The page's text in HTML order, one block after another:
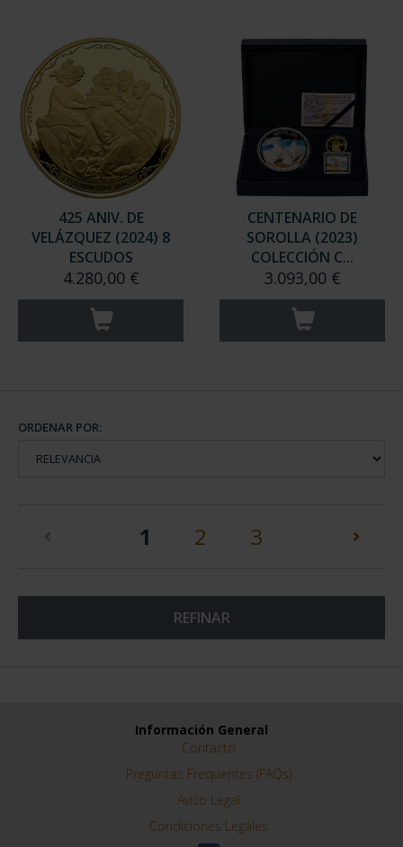
425 ANIV. DE
VELÁZQUEZ (2024) 8
ESCUDOS
4.280,00 €
CENTENARIO DE
SOROLLA (2023)
COLECCIÓN C...
3.093,00 €
ORDENAR POR:
1 (current)
2 3
REFINAR
Información General
Contacto
Preguntas Frequentes (FAQs)
Aviso Legal
Condiciones Legales